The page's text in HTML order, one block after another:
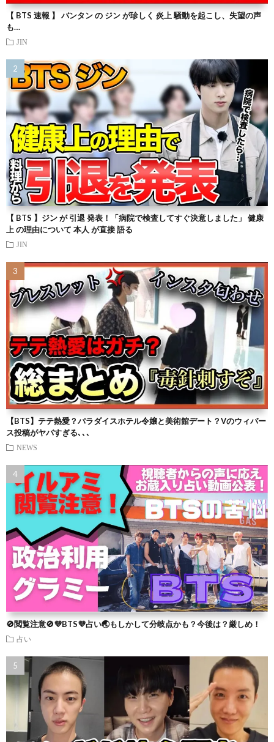
【 BTS 速報 】 バンタン の ジン が珍しく 炎上 騒動を起こし、失望の声
も…
JIN
【 BTS 】ジン が 引退 発表！「病院で検査してすぐ決意しました」 健康
上 の理由について 本人 が直接 語る
JIN
【BTS】テテ熱愛？パラダイスホテル令嬢と美術館デート？Vのウィバー
ス投稿がヤバすぎる､､､
NEWS
🚫閲覧注意🚫💜BTS💜占い🌏もしかして分岐点かも？今後は？厳しめ！
占い